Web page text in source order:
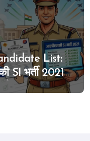
List:
SI भर्ती 2021
चेक करें अपना